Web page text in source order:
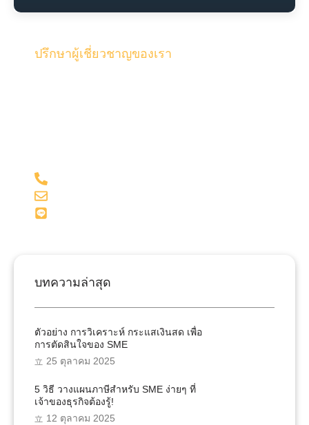
ปรึกษาผู้เชี่ยวชาญของเรา
บทความล่าสุด
ตัวอย่าง การวิเคราะห์ กระแสเงินสด เพื่อ
การตัดสินใจของ SME
25 ตุลาคม 2025
5 วิธี วางแผนภาษีสำหรับ SME ง่ายๆ ที่
เจ้าของธุรกิจต้องรู้!
12 ตุลาคม 2025